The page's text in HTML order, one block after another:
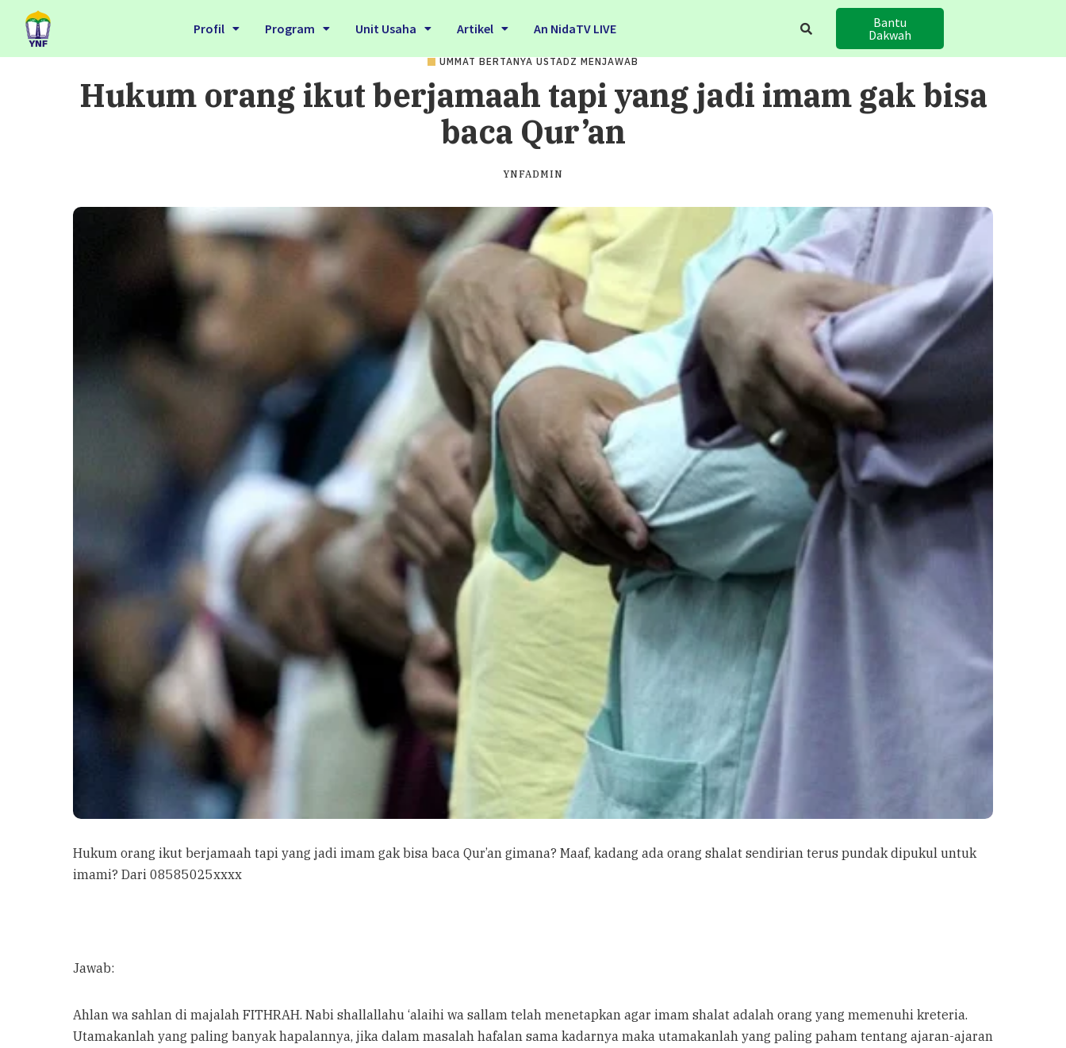
Profil Program Unit Usaha Artikel An NidaTV LIVE
Bantu
Dakwah
UMMAT BERTANYA USTADZ MENJAWAB
Hukum orang ikut berjamaah tapi yang jadi imam gak bisa
baca Qur’an
YNFADMIN
Hukum orang ikut berjamaah tapi yang jadi imam gak bisa baca Qur’an gimana? Maaf, kadang ada orang shalat sendirian terus pundak dipukul untuk
imami? Dari 08585025xxxx
Jawab:
Ahlan wa sahlan di majalah FITHRAH. Nabi shallallahu ‘alaihi wa sallam telah menetapkan agar imam shalat adalah orang yang memenuhi kreteria.
Utamakanlah yang paling banyak hapalannya, jika dalam masalah hafalan sama kadarnya maka utamakanlah yang paling paham tentang ajaran-ajaran